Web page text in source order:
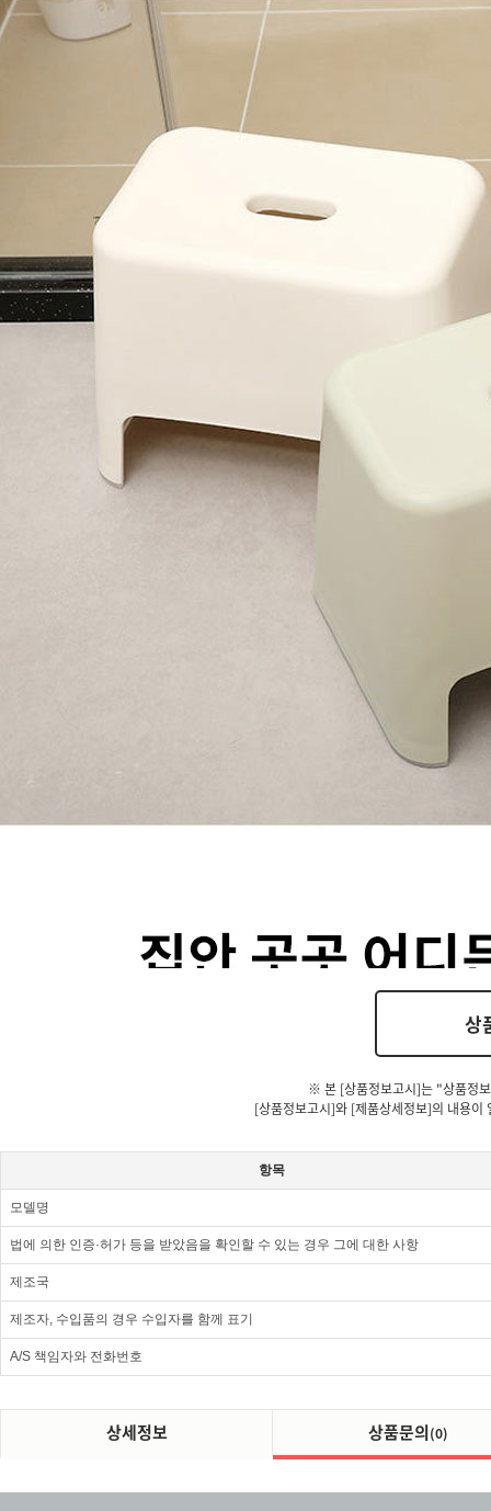
상
※ 본 [상품정보고시]는 "상품정
[상품정보고시]와 [제품상세정보]의 내용이
항목
모델명
법에 의한 인증·허가 등을 받았음을 확인할 수 있는 경우 그에 대한 사항
제조국
제조자, 수입품의 경우 수입자를 함께 표기
A/S 책임자와 전화번호
상세정보 상품문의(0)